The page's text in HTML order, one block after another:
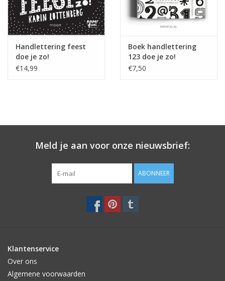
ALGEMEEN
Merken
Handlettering feest
doe je zo!
€14,99
Boek handlettering
123 doe je zo!
€7,50
Meld je aan voor onze nieuwsbrief:
ABONNEER
Klantenservice
Over ons
Algemene voorwaarden